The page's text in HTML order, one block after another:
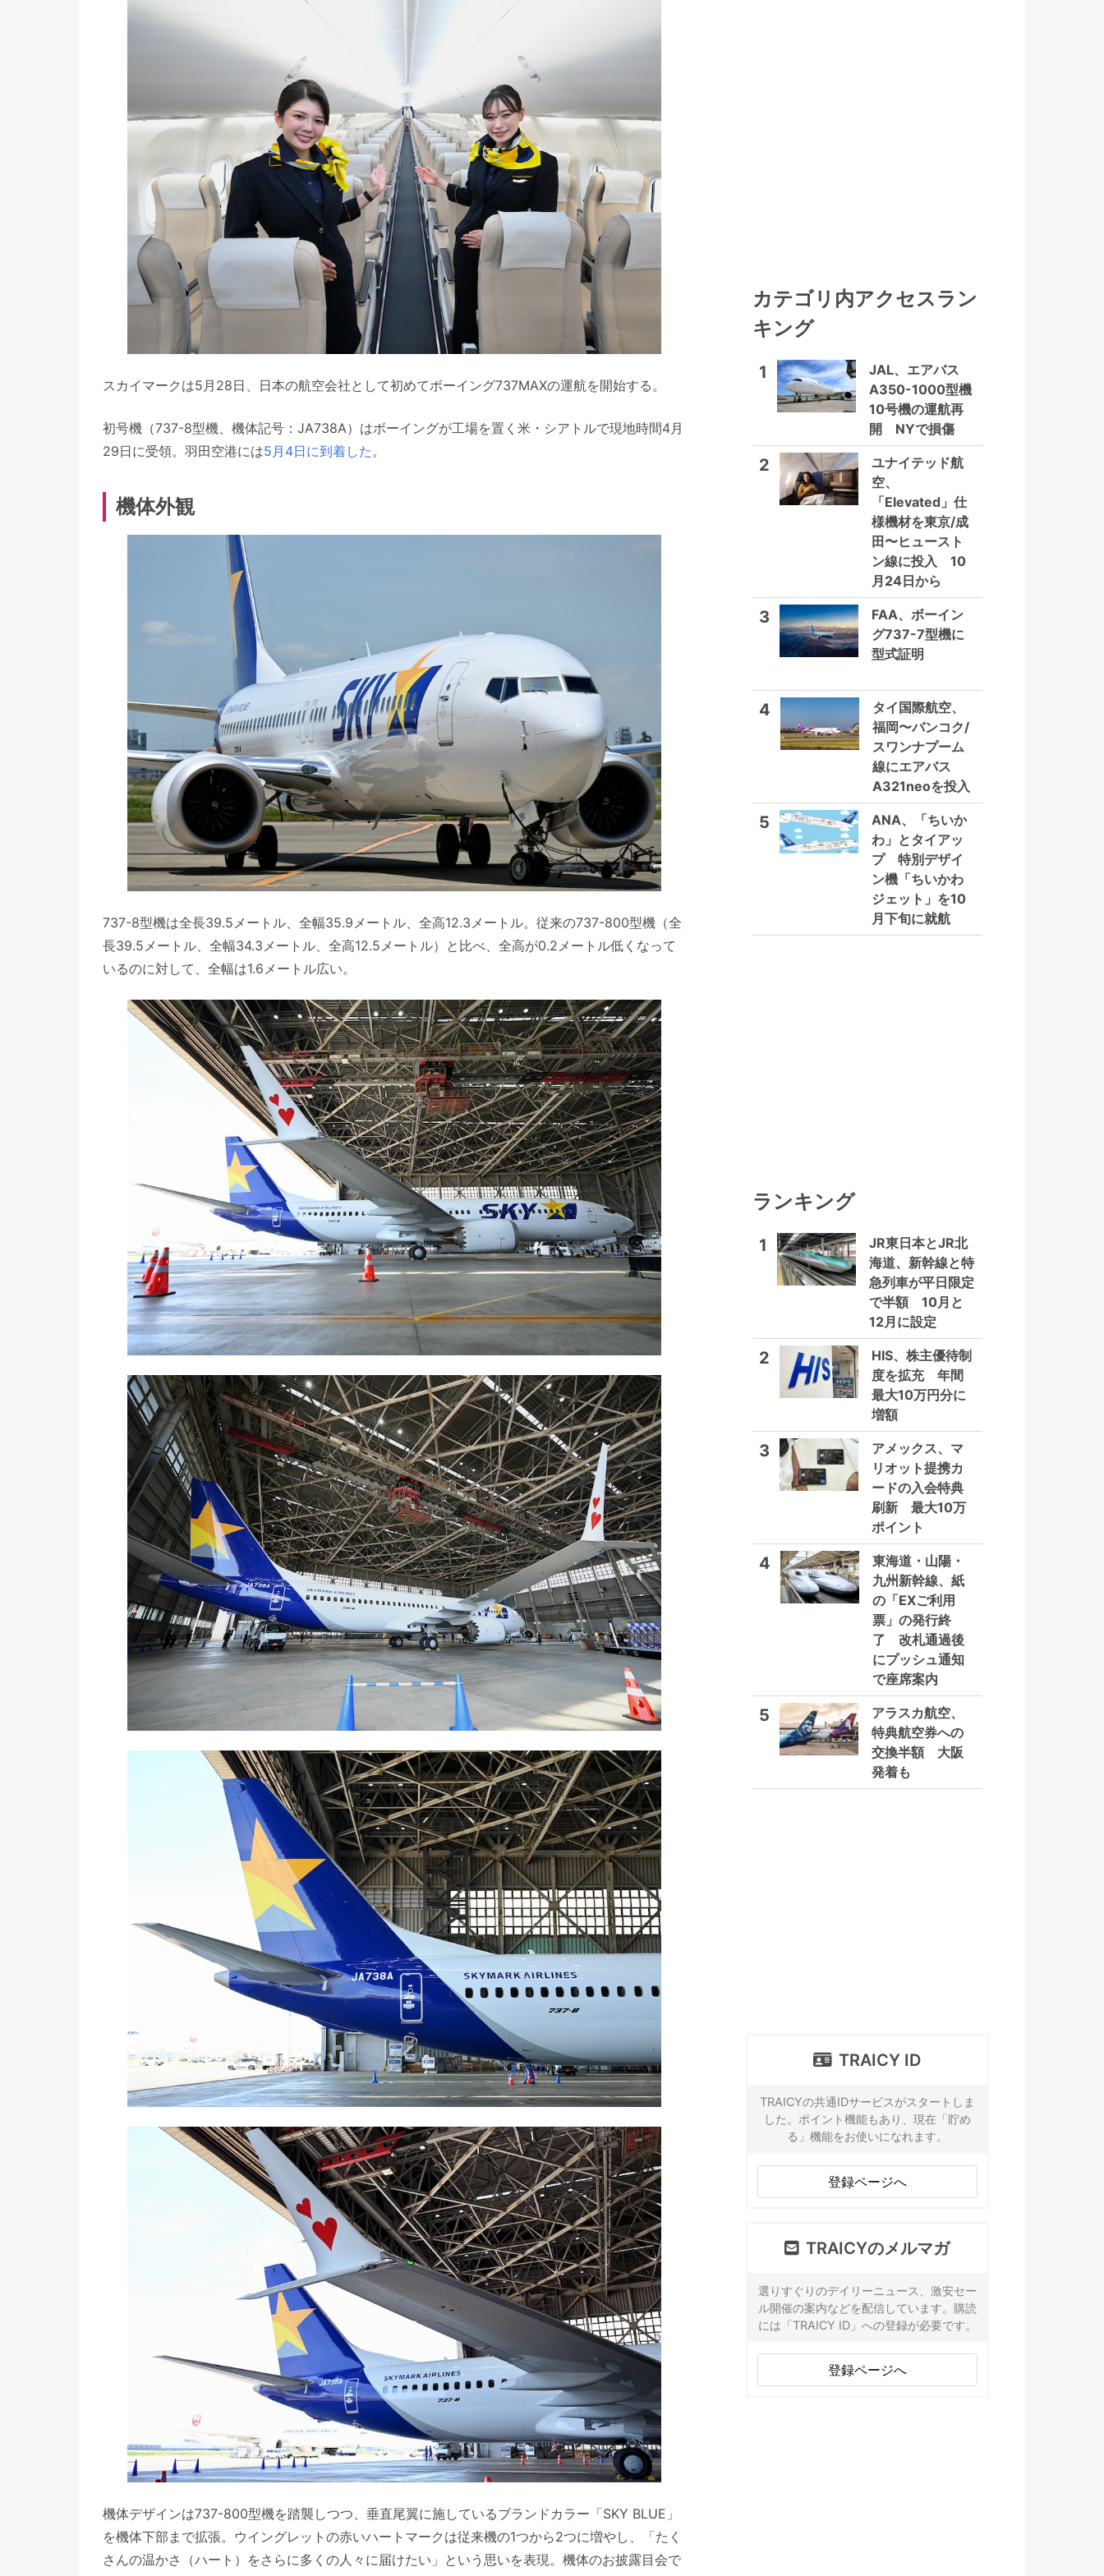
スカイマークは5月28日、日本の航空会社として初めてボーイング737MAXの運航を開始する。
初号機（737-8型機、機体記号：JA738A）はボーイングが工場を置く米・シアトルで現地時間4月
29日に受領。羽田空港には5月4日に到着した。
機体外観
737-8型機は全長39.5メートル、全幅35.9メートル、全高12.3メートル。従来の737-800型機（全
長39.5メートル、全幅34.3メートル、全高12.5メートル）と比べ、全高が0.2メートル低くなって
いるのに対して、全幅は1.6メートル広い。
機体デザインは737-800型機を踏襲しつつ、垂直尾翼に施しているブランドカラー「SKY BLUE」
を機体下部まで拡張。ウイングレットの赤いハートマークは従来機の1つから2つに増やし、「たく
さんの温かさ（ハート）をさらに多くの人々に届けたい」という思いを表現。機体のお披露目会で
カテゴリ内アクセスラン
キング
1
JAL、エアバス
A350-1000型機
10号機の運航再
開 NYで損傷
2
ユナイテッド航
空、
「Elevated」仕
様機材を東京/成
田〜ヒュースト
ン線に投入 10
月24日から
3
FAA、ボーイン
グ737-7型機に
型式証明
4
タイ国際航空、
福岡〜バンコク/
スワンナプーム
線にエアバス
A321neoを投入
5
ANA、「ちいか
わ」とタイアッ
プ 特別デザイ
ン機「ちいかわ
ジェット」を10
月下旬に就航
ランキング
1
JR東日本とJR北
海道、新幹線と特
急列車が平日限定
で半額 10月と
12月に設定
2
HIS、株主優待制
度を拡充 年間
最大10万円分に
増額
3
アメックス、マ
リオット提携カ
ードの入会特典
刷新 最大10万
ポイント
4
東海道・山陽・
九州新幹線、紙
の「EXご利用
票」の発行終
了 改札通過後
にプッシュ通知
で座席案内
5
アラスカ航空、
特典航空券への
交換半額 大阪
発着も
TRAICY ID
TRAICYの共通IDサービスがスタートしま
した。ポイント機能もあり、現在「貯め
る」機能をお使いになれます。
登録ページへ
TRAICYのメルマガ
選りすぐりのデイリーニュース、激安セー
ル開催の案内などを配信しています。購読
には「TRAICY ID」への登録が必要です。
登録ページへ